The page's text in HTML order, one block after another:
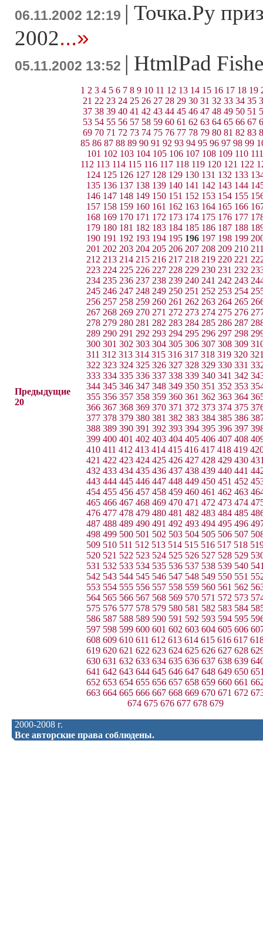
06.11.2002 12:19 | Точка.Ру
2002...»
05.11.2002 13:52 | HtmlPad
Предыдущие
20
1 2 3 4 5 6 7 8 9 10 11 12 13 14 15 16 17 18 19
21 22 23 24 25 26 27 28 29 30 31 32 33 34 35
37 38 39 40 41 42 43 44 45 46 47 48 49 50 51
53 54 55 56 57 58 59 60 61 62 63 64 65 66 67
69 70 71 72 73 74 75 76 77 78 79 80 81 82 83
85 86 87 88 89 90 91 92 93 94 95 96 97 98 99
101 102 103 104 105 106 107 108 109 110 111
112 113 114 115 116 117 118 119 120 121 122
124 125 126 127 128 129 130 131 132 133
135 136 137 138 139 140 141 142 143 144
146 147 148 149 150 151 152 153 154 155
157 158 159 160 161 162 163 164 165 166
168 169 170 171 172 173 174 175 176 177
179 180 181 182 183 184 185 186 187 188
190 191 192 193 194 195 196 197 198 199
201 202 203 204 205 206 207 208 209 210
212 213 214 215 216 217 218 219 220 221
223 224 225 226 227 228 229 230 231 232
234 235 236 237 238 239 240 241 242 243
245 246 247 248 249 250 251 252 253 254
256 257 258 259 260 261 262 263 264 265
267 268 269 270 271 272 273 274 275 276
278 279 280 281 282 283 284 285 286 287
289 290 291 292 293 294 295 296 297 298
300 301 302 303 304 305 306 307 308 309
311 312 313 314 315 316 317 318 319 320
322 323 324 325 326 327 328 329 330 331
333 334 335 336 337 338 339 340 341 342
344 345 346 347 348 349 350 351 352 353
355 356 357 358 359 360 361 362 363 364
366 367 368 369 370 371 372 373 374 375
377 378 379 380 381 382 383 384 385 386
388 389 390 391 392 393 394 395 396 397
399 400 401 402 403 404 405 406 407 408
410 411 412 413 414 415 416 417 418 419
421 422 423 424 425 426 427 428 429 430
432 433 434 435 436 437 438 439 440 441
443 444 445 446 447 448 449 450 451 452
454 455 456 457 458 459 460 461 462 463
465 466 467 468 469 470 471 472 473 474
476 477 478 479 480 481 482 483 484 485
487 488 489 490 491 492 493 494 495 496
498 499 500 501 502 503 504 505 506 507
509 510 511 512 513 514 515 516 517 518
520 521 522 523 524 525 526 527 528 529
531 532 533 534 535 536 537 538 539 540
542 543 544 545 546 547 548 549 550 551
553 554 555 556 557 558 559 560 561 562
564 565 566 567 568 569 570 571 572 573
575 576 577 578 579 580 581 582 583 584
586 587 588 589 590 591 592 593 594 595
597 598 599 600 601 602 603 604 605 606
608 609 610 611 612 613 614 615 616 617
619 620 621 622 623 624 625 626 627 628
630 631 632 633 634 635 636 637 638 639
641 642 643 644 645 646 647 648 649 650
652 653 654 655 656 657 658 659 660 661
663 664 665 666 667 668 669 670 671 672
674 675 676 677 678 679
2000-2008 г.
Все авторские права соблюдены.